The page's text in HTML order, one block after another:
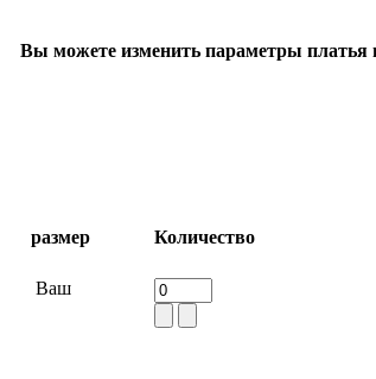
Вы можете изменить параметры платья
размер
Количество
Ваш